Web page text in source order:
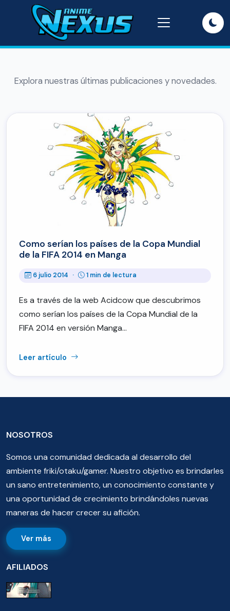
Explora nuestras últimas publicaciones y novedades.
Como serían los países de la Copa Mundial
de la FIFA 2014 en Manga
6 julio 2014 · 1 min de lectura
Es a través de la web Acidcow que descubrimos
como serían los países de la Copa Mundial de la
FIFA 2014 en versión Manga…
Leer artículo
NOSOTROS
Somos una comunidad dedicada al desarrollo del
ambiente friki/otaku/gamer. Nuestro objetivo es brindarles
un sano entretenimiento, un conocimiento constante y
una oportunidad de crecimiento brindándoles nuevas
maneras de hacer crecer su afición.
Ver más
AFILIADOS